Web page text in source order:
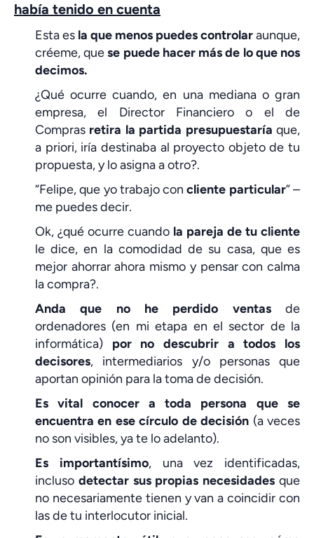
había tenido en cuenta
Esta es la que menos puedes controlaraunque,
créeme, quese puede hacer más de lo que nos
decimos.
¿Qué ocurre cuando, en una mediana o gran
empresa, el Director Financiero o el de
Compras retira la partida presupuestaría que,
a priori, iría destinaba al proyecto objeto de tu
propuesta, y lo asigna a otro?.
“Felipe, que yo trabajo concliente particular” –
me puedes decir.
Ok, ¿qué ocurre cuando la pareja de tu cliente
le dice, en la comodidad de su casa, que es
mejor ahorrar ahora mismo y pensar con calma
la compra?.
Anda que no he perdido ventasde
ordenadores (en mi etapa en el sector de la
informática) por no descubrir a todos los
decisores, intermediarios y/o personas que
aportan opinión para la toma de decisión.
Es vital conocer a toda persona que se
encuentra en ese círculo de decisión (a veces
no son visibles, ya te lo adelanto).
Es importantísimo, una vez identificadas,
incluso detectar sus propias necesidades que
no necesariamente tienen y van a coincidir con
las de tu interlocutor inicial.